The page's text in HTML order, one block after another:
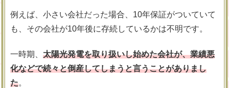
例えば、小さい会社だった場合、10年保証がついていて
も、その会社が10年後に存続しているかは不明です。
一時期、 太陽光発電を取り扱いし始めた会社が、業績悪
化などで続々と倒産してしまうと言うことがありまし
た。